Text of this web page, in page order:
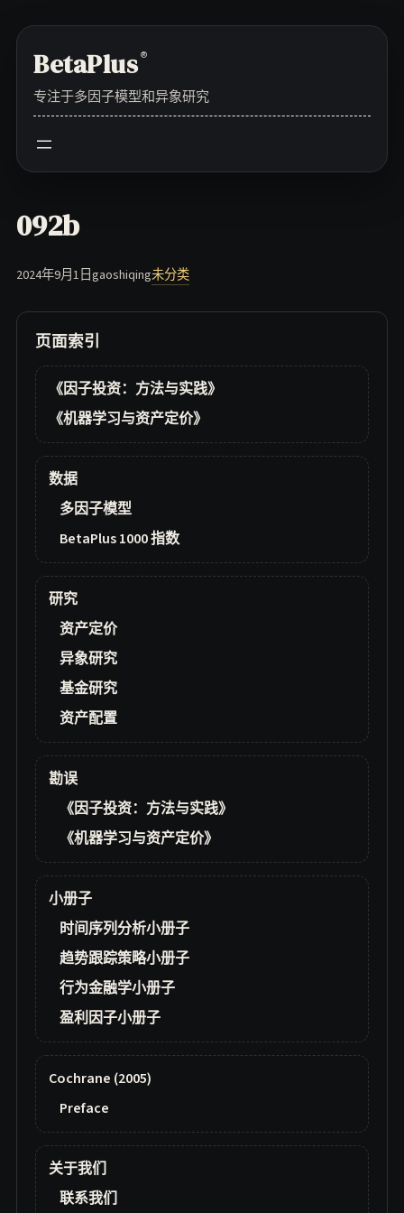
contentBetaPlus®
专注于多因子模型和异象研究
092b
2024年9月1日gaoshiqing未分类
页面索引
《因子投资：方法与实践》
《机器学习与资产定价》
数据
多因子模型
BetaPlus 1000 指数
研究
资产定价
异象研究
基金研究
资产配置
勘误
《因子投资：方法与实践》
《机器学习与资产定价》
小册子
时间序列分析小册子
趋势跟踪策略小册子
行为金融学小册子
盈利因子小册子
Cochrane (2005)
Preface
关于我们
联系我们